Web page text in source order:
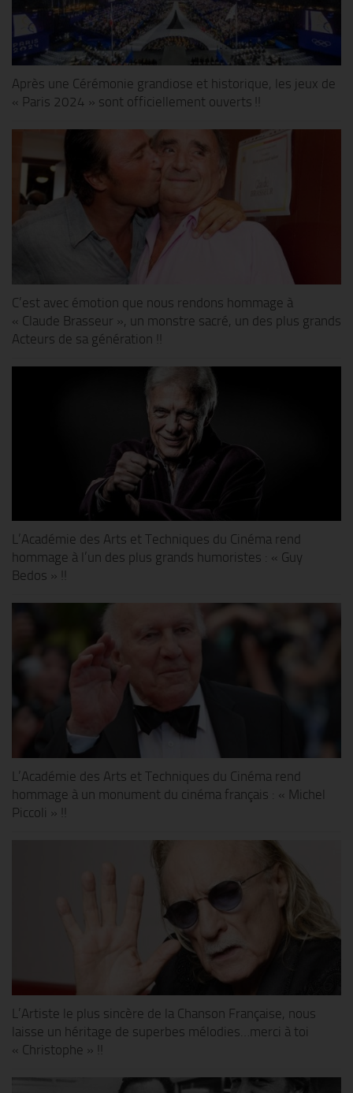
Après une Cérémonie grandiose et historique, les jeux de
« Paris 2024 » sont officiellement ouverts !!
C’est avec émotion que nous rendons hommage à
« Claude Brasseur », un monstre sacré, un des plus grands
Acteurs de sa génération !!
L’Académie des Arts et Techniques du Cinéma rend
hommage à l’un des plus grands humoristes : « Guy
Bedos » !!
L’Académie des Arts et Techniques du Cinéma rend
hommage à un monument du cinéma français : « Michel
Piccoli » !!
L’Artiste le plus sincère de la Chanson Française, nous
laisse un héritage de superbes mélodies…merci à toi
« Christophe » !!